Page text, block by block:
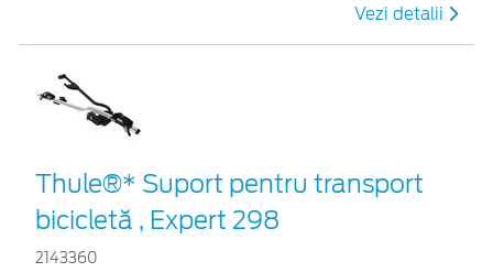
Vezi detalii
Thule®* Suport pentru transport
bicicletă , Expert 298
2143360